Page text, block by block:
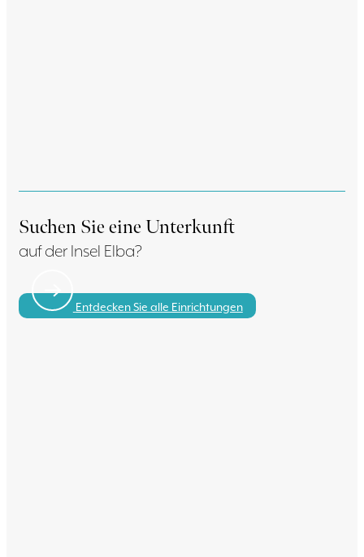
Suchen Sie eine Unterkunft
auf der Insel Elba?
Entdecken Sie alle Einrichtungen